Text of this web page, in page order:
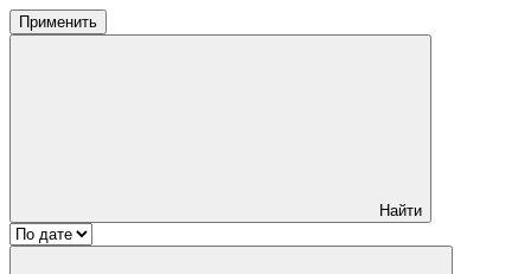
Применить
Найти